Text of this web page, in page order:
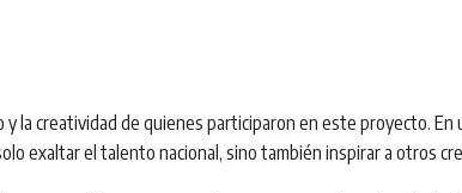
la creatividad de quienes participaron en este proyecto.
exaltar el talento nacional, sino también inspirar a otros